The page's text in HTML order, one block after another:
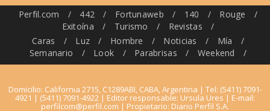
Perfil.com / 442 / Fortunaweb / 140 / Rouge
/
Exitoína
/ Turismo / Revistas
/
Caras
/ Luz / Hombre / Noticias / Mía
/
Semanario
/ Look / Parabrisas / Weekend /
Domicilio: California 2715, C1289ABI, CABA, Argentina | Tel: (5411) 7091-
4921 | (5411) 7091-4922 | Editor responsable: Ursula Ures | E-mail:
perfilcom@perfil.com | Propietario: Diario Perfil S.A.